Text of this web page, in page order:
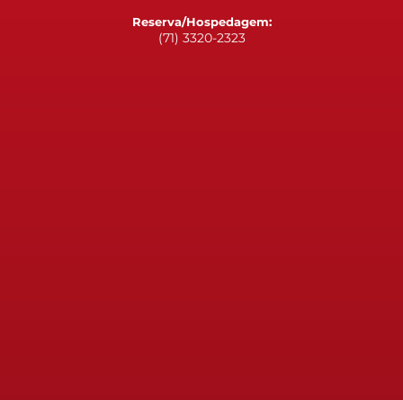
Reserva/Hospedagem:
(71) 3320-2323